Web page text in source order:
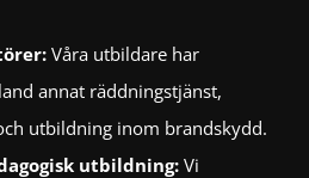
Våra utbildare har
annat räddningstjänst,
utbildning inom brandskydd.
utbildning: Vi